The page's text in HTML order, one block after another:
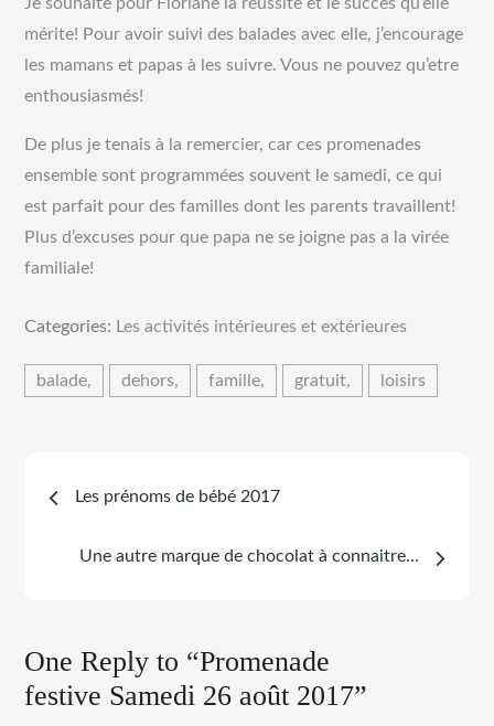
mérite! Pour avoir suivi des balades avec elle, j’encourage
les mamans et papas à les suivre. Vous ne pouvez qu’etre
enthousiasmés!
De plus je tenais à la remercier, car ces promenades
ensemble sont programmées souvent le samedi, ce qui
est parfait pour des familles dont les parents travaillent!
Plus d’excuses pour que papa ne se joigne pas a la virée
familiale!
Categories: Les activités intérieures et extérieures
balade dehors famille gratuit loisirs
Les prénoms de bébé 2017
Une autre marque de chocolat à connaitre…
One Reply to “Promenade
festive Samedi 26 août 2017”